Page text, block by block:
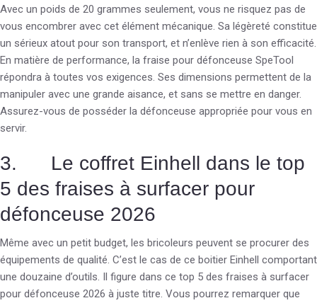
Avec un poids de 20 grammes seulement, vous ne risquez pas de
vous encombrer avec cet élément mécanique. Sa légèreté constitue
un sérieux atout pour son transport, et n’enlève rien à son efficacité.
En matière de performance, la fraise pour défonceuse SpeTool
répondra à toutes vos exigences. Ses dimensions permettent de la
manipuler avec une grande aisance, et sans se mettre en danger.
Assurez-vous de posséder la défonceuse appropriée pour vous en
servir.
3. Le coffret Einhell dans le top
5 des fraises à surfacer pour
défonceuse 2026
Même avec un petit budget, les bricoleurs peuvent se procurer des
équipements de qualité. C’est le cas de ce boitier Einhell comportant
une douzaine d’outils. Il figure dans ce top 5 des fraises à surfacer
pour défonceuse 2026 à juste titre. Vous pourrez remarquer que